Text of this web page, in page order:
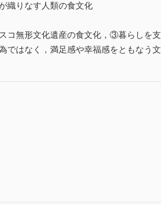
織りなす人類の食文化
無形文化遺産の食文化，③暮らしを
ではなく，満足感や幸福感をともなう